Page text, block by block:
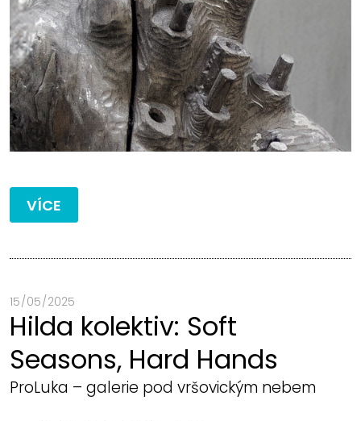
VÍCE
15 / 05 / 2025
Hilda kolektiv: Soft
Seasons, Hard Hands
ProLuka – galerie pod vršovickým nebem